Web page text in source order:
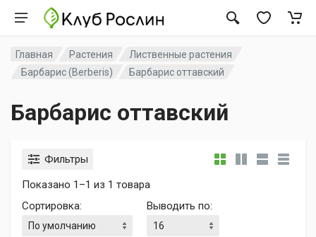
Главная Растения
Лиственные растения
Барбарис (Berberis)
Барбарис оттавский
Барбарис оттавский
Фильтры
Показано 1–1 из 1 товара
Сортировка: Выводить по: